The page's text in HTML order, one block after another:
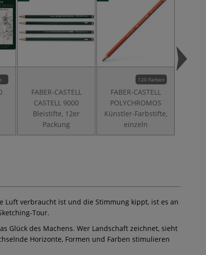
FABER-CASTELL
CASTELL 9000
Bleistifte, 12er
Packung
120 Farben
FABER-CASTELL
POLYCHROMOS
Künstler-Farbstifte,
einzeln
Luft verbraucht ist und die Stimmung kippt, ist es an
Tour.
Glück des Machens. Wer Landschaft zeichnet, sieht
Horizonte, Formen und Farben stimulieren